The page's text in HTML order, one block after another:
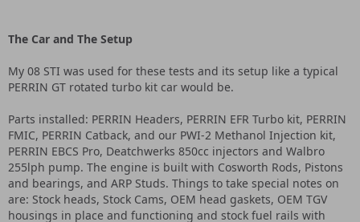
The Car and The Setup
My 08 STI was used for these tests and its setup like a typical
PERRIN GT rotated turbo kit car would be.
Parts installed: PERRIN Headers, PERRIN EFR Turbo kit, PERRIN
FMIC, PERRIN Catback, and our PWI-2 Methanol Injection kit,
PERRIN EBCS Pro, Deatchwerks 850cc injectors and Walbro
255lph pump. The engine is built with Cosworth Rods, Pistons
and bearings, and ARP Studs. Things to take special notes on
are: Stock heads, Stock Cams, OEM head gaskets, OEM TGV
housings in place and functioning and stock fuel rails with